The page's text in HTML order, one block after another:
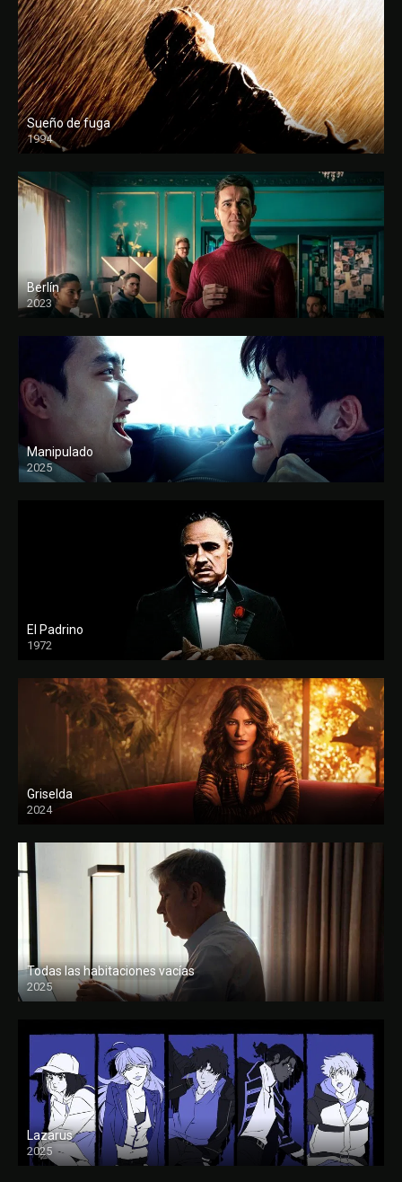
Sueño de fuga
1994
FULL HD
Berlín
2023
Manipulado
2025
El Padrino
1972
FULL HD
Griselda
2024
Todas las habitaciones vacías
2025
FULL HD
Lazarus
2025